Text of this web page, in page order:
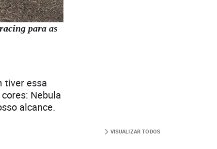
para as
tiver essa
Nebula
alcance.
VISUALIZAR TODOS